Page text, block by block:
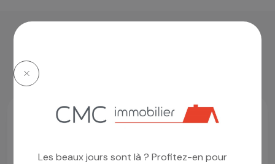
pour vous
Prix en baisse
Les beaux jours sont là ? Profitez-en pour